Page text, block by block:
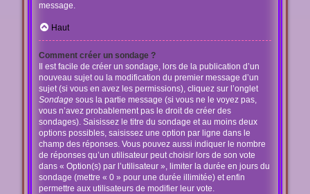
message.
Haut
Comment créer un sondage ?
Il est facile de créer un sondage, lors de la publication d’un
nouveau sujet ou la modification du premier message d’un
sujet (si vous en avez les permissions), cliquez sur l’onglet
Sondagesous la partie message (si vous ne le voyez pas,
vous n’avez probablement pas le droit de créer des
sondages). Saisissez le titre du sondage et au moins deux
options possibles, saisissez une option par ligne dans le
champ des réponses. Vous pouvez aussi indiquer le nombre
de réponses qu’un utilisateur peut choisir lors de son vote
dans « Option(s) par l’utilisateur », limiter la durée en jours du
sondage (mettre « 0 » pour une durée illimitée) et enfin
permettre aux utilisateurs de modifier leur vote.